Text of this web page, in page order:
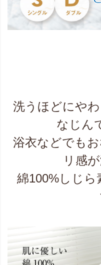
洗うほどにや
なじん
浴衣などでも
リ感
綿100%しじ